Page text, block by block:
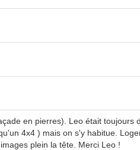
en pierres). Leo était
4x4 ) mais on s'y habitue.
plein la tête. Merci Leo !